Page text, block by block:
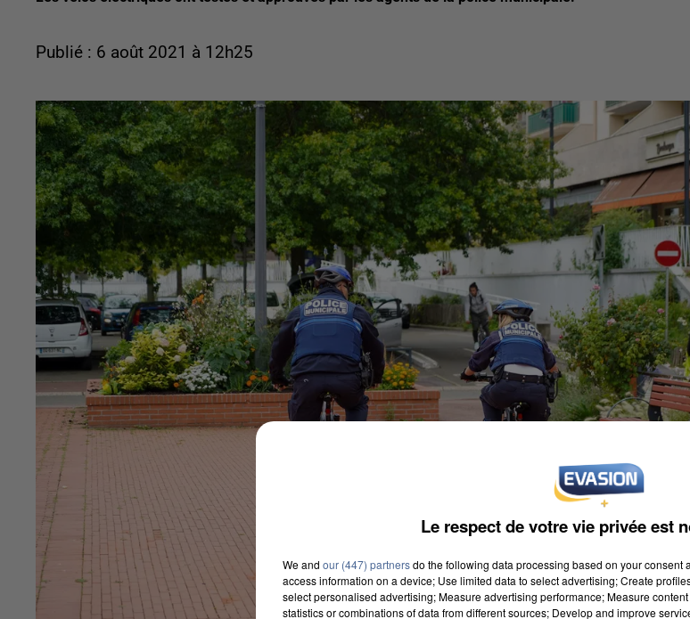
Publié : 6 août 2021 à 12h25
Le respect de votre vie privée est
We and our (447) partnersdo the following data processing based on your consent
access information on a device; Use limited data to select advertising; Create
select personalised advertising; Measure advertising performance; Measure
statistics or combinations of data from different sources; Develop and improve